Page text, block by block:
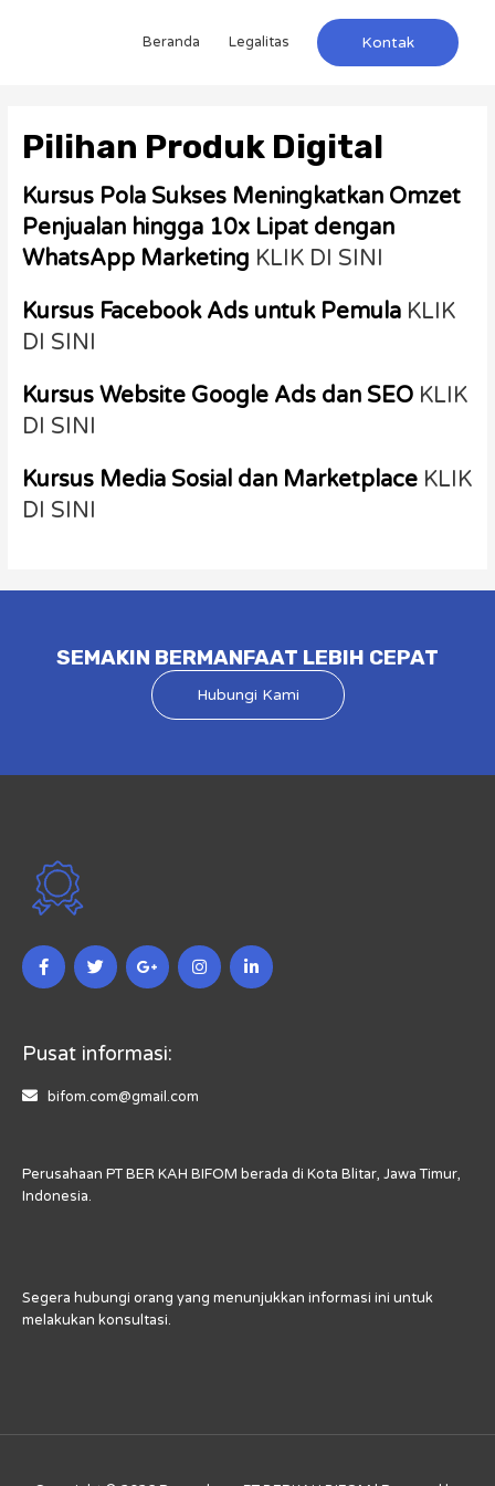
Beranda Legalitas Kontak
Pilihan Produk Digital
Kursus Pola Sukses Meningkatkan Omzet
Penjualan hingga 10x Lipat dengan
WhatsApp Marketing KLIK DI SINI
Kursus Facebook Ads untuk Pemula KLIK
DI SINI
Kursus Website Google Ads dan SEO KLIK
DI SINI
Kursus Media Sosial dan Marketplace KLIK
DI SINI
SEMAKIN BERMANFAAT LEBIH CEPAT
Hubungi Kami
Pusat informasi:
bifom.com@gmail.com
Perusahaan PT BER KAH BIFOM berada di Kota Blitar, Jawa Timur,
Indonesia.
Segera hubungi orang yang menunjukkan informasi ini untuk
melakukan konsultasi.